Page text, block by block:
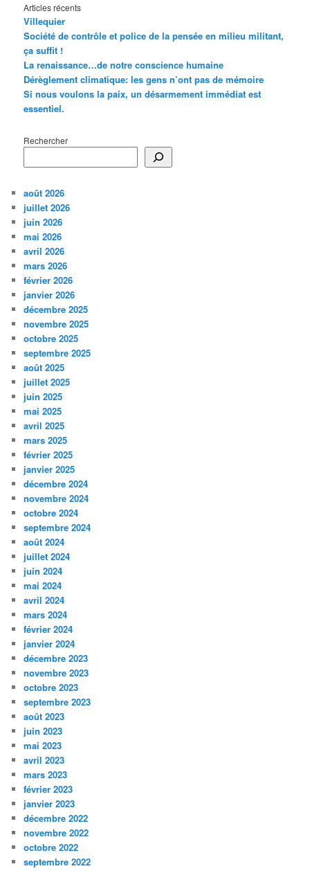
Articles récents
Villequier
Société de contrôle et police de la pensée en milieu militant,
ça suffit !
La renaissance…de notre conscience humaine
Dérèglement climatique: les gens n’ont pas de mémoire
Si nous voulons la paix, un désarmement immédiat est
essentiel.
Rechercher
août 2026
juillet 2026
juin 2026
mai 2026
avril 2026
mars 2026
février 2026
janvier 2026
décembre 2025
novembre 2025
octobre 2025
septembre 2025
août 2025
juillet 2025
juin 2025
mai 2025
avril 2025
mars 2025
février 2025
janvier 2025
décembre 2024
novembre 2024
octobre 2024
septembre 2024
août 2024
juillet 2024
juin 2024
mai 2024
avril 2024
mars 2024
février 2024
janvier 2024
décembre 2023
novembre 2023
octobre 2023
septembre 2023
août 2023
juin 2023
mai 2023
avril 2023
mars 2023
février 2023
janvier 2023
décembre 2022
novembre 2022
octobre 2022
septembre 2022